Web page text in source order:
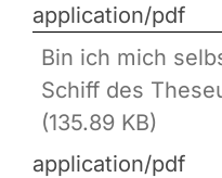
application/pdf
Bin ich mich
Schiff des
(135.89 KB)
application/pdf